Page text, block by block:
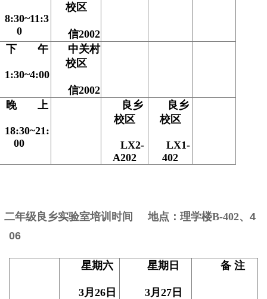
8:30~11:3
0
校区
信2002
下
午
1:30~4:00
中关村
校区
信2002
晚
上
18:30~21:
00
良乡
校区
LX2-
A202
良乡
校区
LX1-
402
二年级良乡实验室培训时间 地点：理学楼B-402、4
06
星期六
3月 26日
星期日
3月 27日
备 注